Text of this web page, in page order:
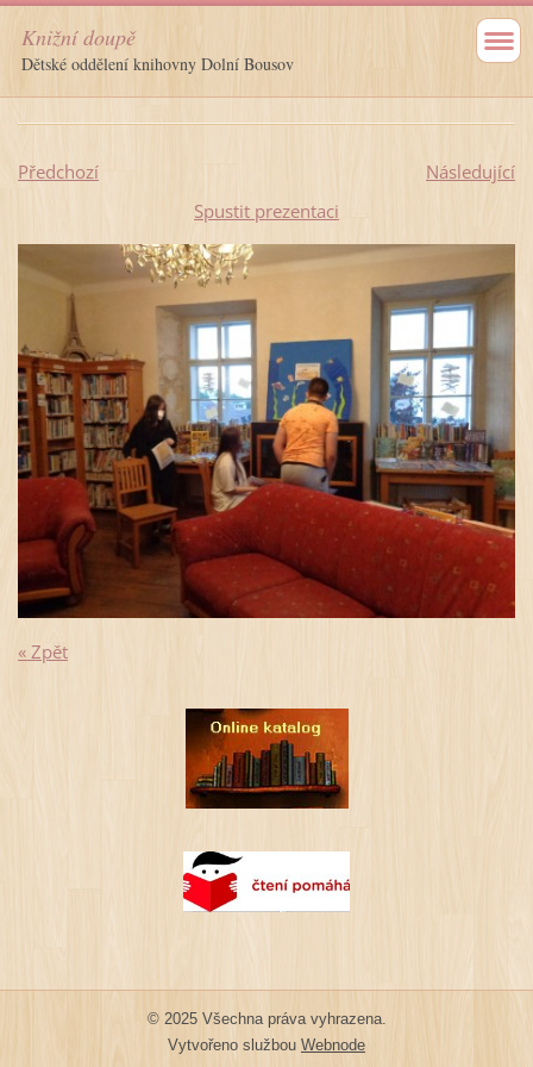
Knižní doupě
Dětské oddělení knihovny Dolní Bousov
Předchozí
Následující
Spustit prezentaci
« Zpět
© 2025 Všechna práva vyhrazena.
Vytvořeno službou Webnode